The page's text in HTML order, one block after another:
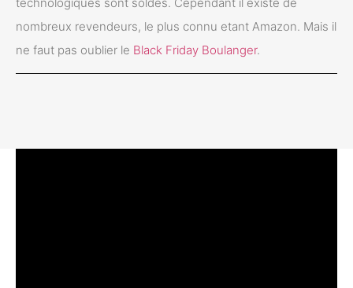
nombreux revendeurs, le plus connu etant Amazon. Mais il
ne faut pas oublier le Black Friday Boulanger.